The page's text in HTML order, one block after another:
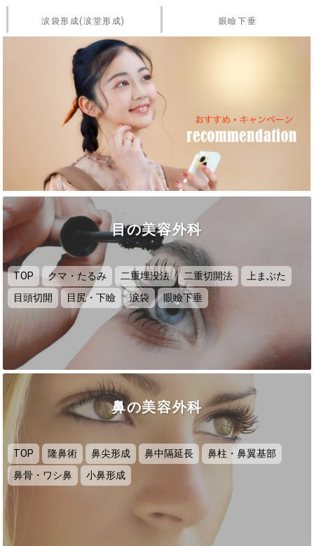
涙袋形成(涙堂形成) 眼瞼下垂
目の美容外科
TOP クマ・たるみ 二重埋没法 二重切開法
上まぶた
目頭切開
目尻・下瞼 涙袋 眼瞼下垂
鼻の美容外科
TOP 隆鼻術 鼻尖形成 鼻中隔延長
鼻柱・鼻翼基部
鼻骨・ワシ鼻
小鼻形成